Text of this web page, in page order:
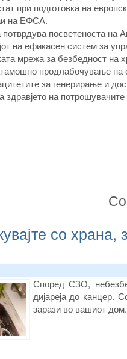
при подготовка на
на ЕФСА.
посветеноста на
на ефикасен систем за
мрежа за безбедност на
продлабочување на
за генерирање и
на
со храна,
Според СЗО,
дијареја до канцер.
зарази во вашиот дом.